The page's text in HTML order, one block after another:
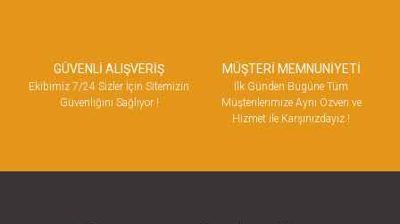
GÜVENLİ ALIŞVERİŞ
Ekibimiz 7/24 Sizler İçin Sitemizin
Güvenliğini Sağlıyor !
MÜŞTERİ MEMNUNİYETİ
İlk Günden Bugüne Tüm
Müşterilerimize Aynı Özveri ve
Hizmet ile Karşınızdayız !